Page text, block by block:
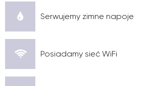
Serwujemy zimne napoje
Posiadamy sieć WiFi